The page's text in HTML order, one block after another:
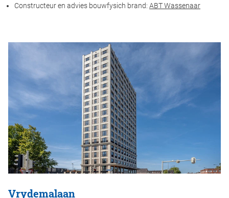
Constructeur en advies bouwfysich brand: ABT Wassenaar
Vrydemalaan